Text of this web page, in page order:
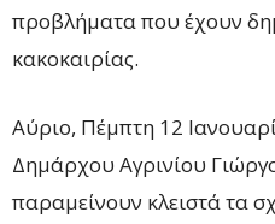
προβλήματα που έχουν
κακοκαιρίας.
Aύριο, Πέμπτη 12
Δημάρχου Αγρινίου
παραμείνουν κλειστά τα